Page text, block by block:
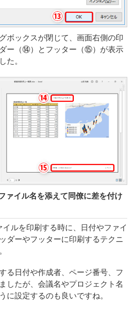
ボックスが閉じて、画面右側の印
ー（⑭）とフッター（⑮）が表示
た。
ァイル名を添えて同僚に差を付け
ルを印刷する時に、日付やファイ
ダーやフッターに印刷するテクニ
る日付や作成者、ページ番号、フ
したが、会議名やプロジェクト名
に設定するのも良いですね。